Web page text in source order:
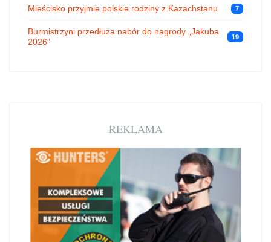
Mieścisko przyjmie polskie rodziny z Kazachstanu 7
Burmistrzyni przedłuża nabór do nagrody „Jakuba
2026”
19
REKLAMA